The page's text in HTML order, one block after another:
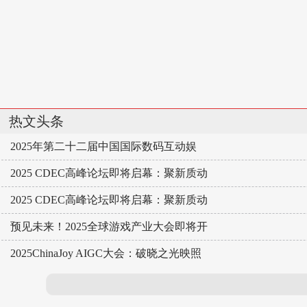
热文头条
2025年第二十二届中国国际数码互动娱
2025 CDEC高峰论坛即将启幕：聚新质动
2025 CDEC高峰论坛即将启幕：聚新质动
预见未来！2025全球游戏产业大会即将开
2025ChinaJoy AIGC大会：破晓之光映照